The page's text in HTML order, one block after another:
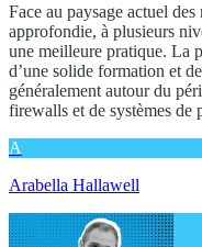
Face au paysage actuel
approfondie, à plusieurs
une meilleure pratique. La
d’une solide formation et
généralement autour du
firewalls et de systèmes de
A
Arabella Hallawell